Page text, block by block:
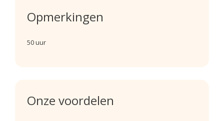
Opmerkingen
50 uur
Onze voordelen